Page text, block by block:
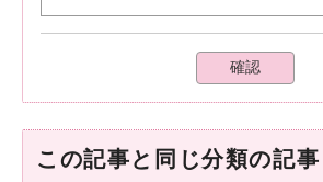
確認
この記事と同じ分類の記事